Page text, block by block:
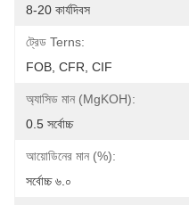
8-20 কার্যদিবস
ট্রেড Terns:
FOB, CFR, CIF
অ্যাসিড মান (mgKOH):
0.5 সর্বোচ্চ
আয়োডিনের মান (%):
সর্বোচ্চ ৬.০